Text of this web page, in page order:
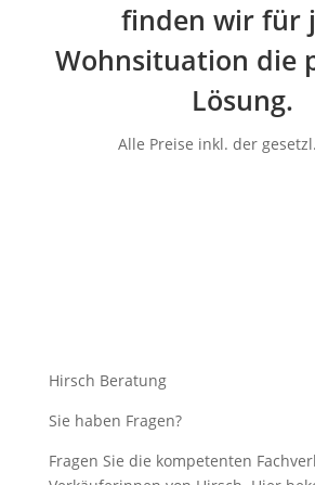
finden wir für
Wohnsituation die
Lösung.
Alle Preise inkl. der
Hirsch Beratung
Sie haben Fragen?
Fragen Sie die kompetenten